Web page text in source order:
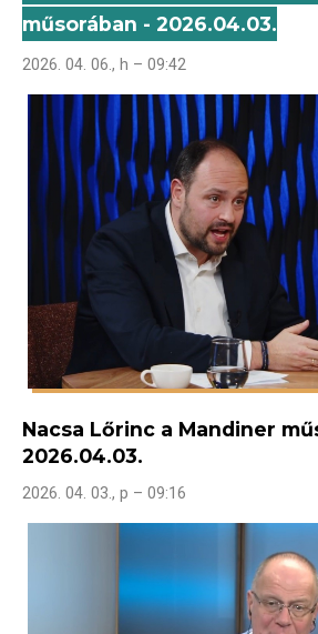
műsorában - 2026.04.03.
2026. 04. 06., h – 09:42
Nacsa Lőrinc a Mandiner
2026.04.03.
2026. 04. 03., p – 09:16